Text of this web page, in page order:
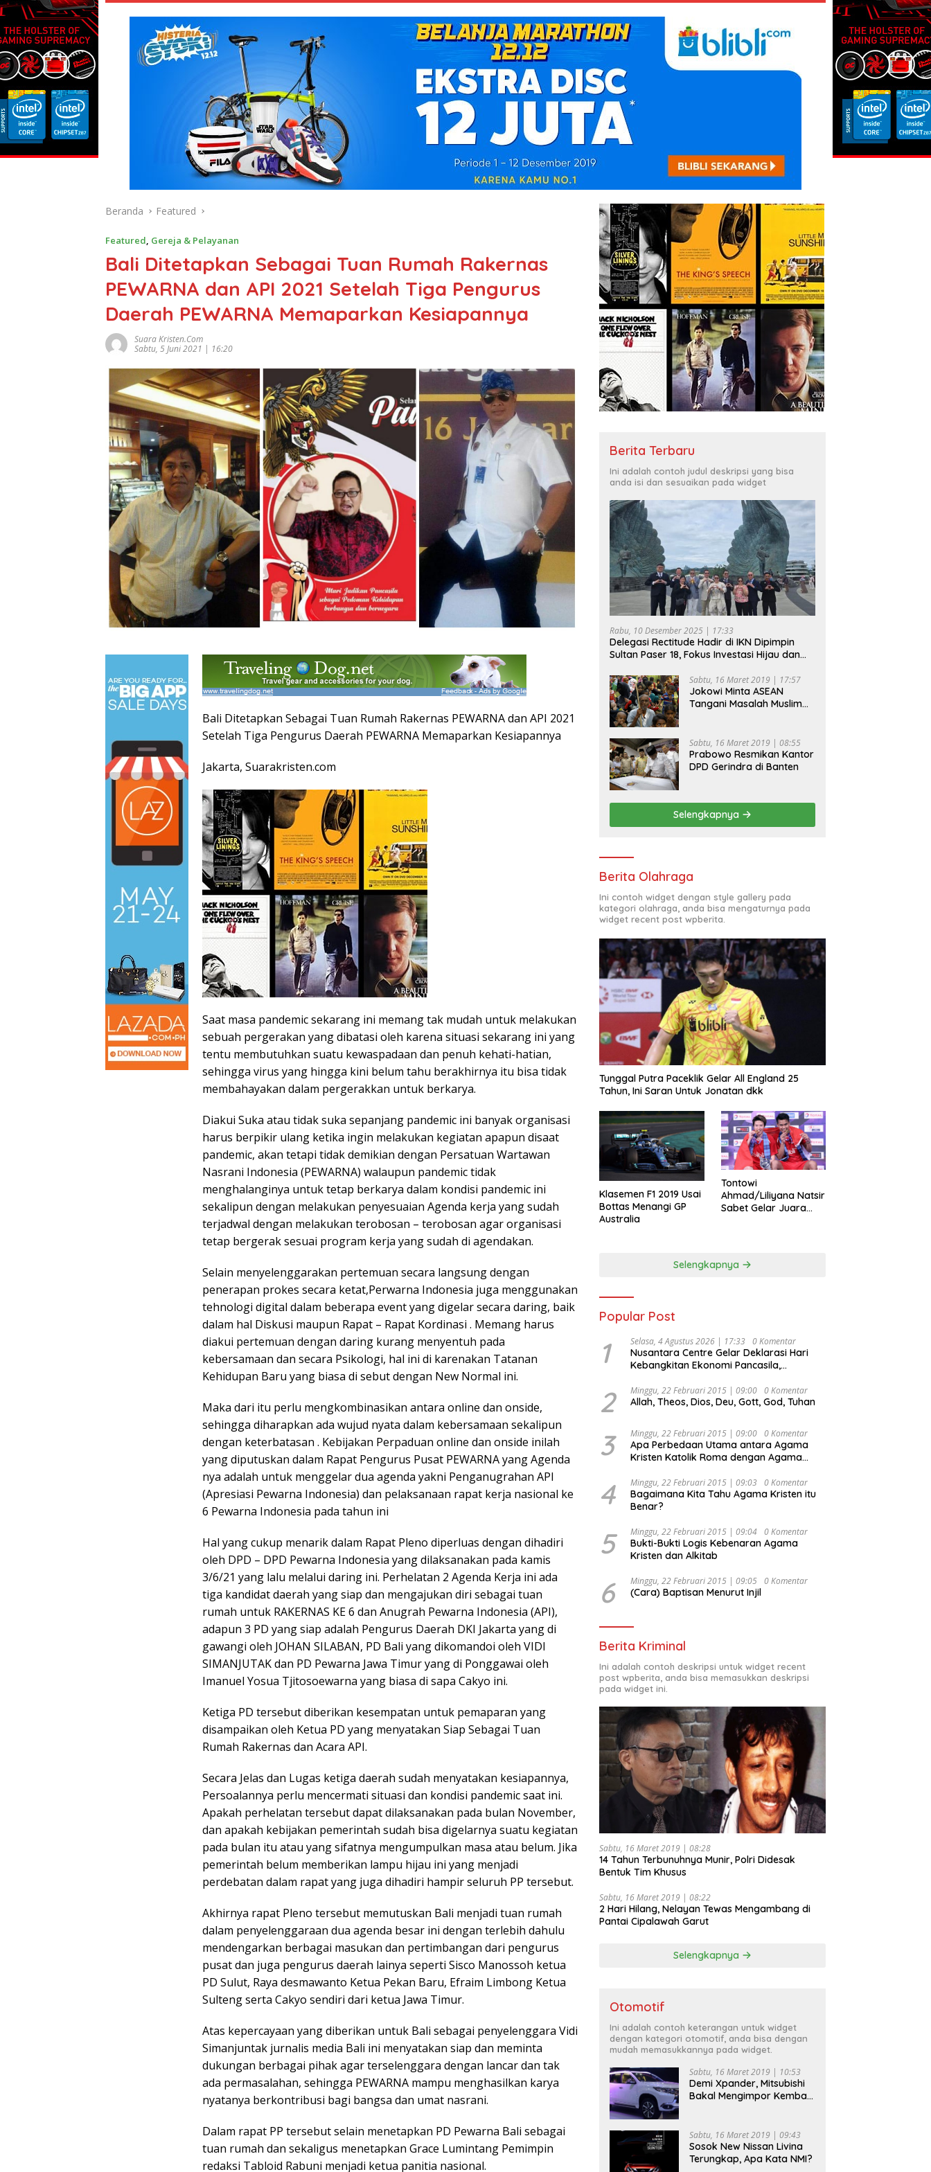
Beranda Featured
Featured, Gereja & Pelayanan
Bali Ditetapkan Sebagai Tuan Rumah Rakernas
PEWARNA dan API 2021 Setelah Tiga Pengurus
Daerah PEWARNA Memaparkan Kesiapannya
Suara Kristen.com
Sabtu, 5 Juni 2021 | 16:20
Bali Ditetapkan Sebagai Tuan Rumah Rakernas PEWARNA dan API 2021
Setelah Tiga Pengurus Daerah PEWARNA Memaparkan Kesiapannya
Jakarta, Suarakristen.com
Saat masa pandemic sekarang ini memang tak mudah untuk melakukan
sebuah pergerakan yang dibatasi oleh karena situasi sekarang ini yang
tentu membutuhkan suatu kewaspadaan dan penuh kehati-hatian,
sehingga virus yang hingga kini belum tahu berakhirnya itu bisa tidak
membahayakan dalam pergerakkan untuk berkarya.
Diakui Suka atau tidak suka sepanjang pandemic ini banyak organisasi
harus berpikir ulang ketika ingin melakukan kegiatan apapun disaat
pandemic, akan tetapi tidak demikian dengan Persatuan Wartawan
Nasrani Indonesia (PEWARNA) walaupun pandemic tidak
menghalanginya untuk tetap berkarya dalam kondisi pandemic ini
sekalipun dengan melakukan penyesuaian Agenda kerja yang sudah
terjadwal dengan melakukan terobosan – terobosan agar organisasi
tetap bergerak sesuai program kerja yang sudah di agendakan.
Selain menyelenggarakan pertemuan secara langsung dengan
penerapan prokes secara ketat,Perwarna Indonesia juga menggunakan
tehnologi digital dalam beberapa event yang digelar secara daring, baik
dalam hal Diskusi maupun Rapat – Rapat Kordinasi . Memang harus
diakui pertemuan dengan daring kurang menyentuh pada
kebersamaan dan secara Psikologi, hal ini di karenakan Tatanan
Kehidupan Baru yang biasa di sebut dengan New Normal ini.
Maka dari itu perlu mengkombinasikan antara online dan onside,
sehingga diharapkan ada wujud nyata dalam kebersamaan sekalipun
dengan keterbatasan . Kebijakan Perpaduan online dan onside inilah
yang diputuskan dalam Rapat Pengurus Pusat PEWARNA yang Agenda
nya adalah untuk menggelar dua agenda yakni Penganugrahan API
(Apresiasi Pewarna Indonesia) dan pelaksanaan rapat kerja nasional ke
6 Pewarna Indonesia pada tahun ini
Hal yang cukup menarik dalam Rapat Pleno diperluas dengan dihadiri
oleh DPD – DPD Pewarna Indonesia yang dilaksanakan pada kamis
3/6/21 yang lalu melalui daring ini. Perhelatan 2 Agenda Kerja ini ada
tiga kandidat daerah yang siap dan mengajukan diri sebagai tuan
rumah untuk RAKERNAS KE 6 dan Anugrah Pewarna Indonesia (API),
adapun 3 PD yang siap adalah Pengurus Daerah DKI Jakarta yang di
gawangi oleh JOHAN SILABAN, PD Bali yang dikomandoi oleh VIDI
SIMANJUTAK dan PD Pewarna Jawa Timur yang di Ponggawai oleh
Imanuel Yosua Tjitosoewarna yang biasa di sapa Cakyo ini.
Ketiga PD tersebut diberikan kesempatan untuk pemaparan yang
disampaikan oleh Ketua PD yang menyatakan Siap Sebagai Tuan
Rumah Rakernas dan Acara API.
Secara Jelas dan Lugas ketiga daerah sudah menyatakan kesiapannya,
Persoalannya perlu mencermati situasi dan kondisi pandemic saat ini.
Apakah perhelatan tersebut dapat dilaksanakan pada bulan November,
dan apakah kebijakan pemerintah sudah bisa digelarnya suatu kegiatan
pada bulan itu atau yang sifatnya mengumpulkan masa atau belum. Jika
pemerintah belum memberikan lampu hijau ini yang menjadi
perdebatan dalam rapat yang juga dihadiri hampir seluruh PP tersebut.
Akhirnya rapat Pleno tersebut memutuskan Bali menjadi tuan rumah
dalam penyelenggaraan dua agenda besar ini dengan terlebih dahulu
mendengarkan berbagai masukan dan pertimbangan dari pengurus
pusat dan juga pengurus daerah lainya seperti Sisco Manossoh ketua
PD Sulut, Raya desmawanto Ketua Pekan Baru, Efraim Limbong Ketua
Sulteng serta Cakyo sendiri dari ketua Jawa Timur.
Atas kepercayaan yang diberikan untuk Bali sebagai penyelenggara Vidi
Simanjuntak jurnalis media Bali ini menyatakan siap dan meminta
dukungan berbagai pihak agar terselenggara dengan lancar dan tak
ada permasalahan, sehingga PEWARNA mampu menghasilkan karya
nyatanya berkontribusi bagi bangsa dan umat nasrani.
Dalam rapat PP tersebut selain menetapkan PD Pewarna Bali sebagai
tuan rumah dan sekaligus menetapkan Grace Lumintang Pemimpin
redaksi Tabloid Rabuni menjadi ketua panitia nasional.
Berita Terbaru
Ini adalah contoh judul deskripsi yang bisa
anda isi dan sesuaikan pada widget
Rabu, 10 Desember 2025 | 17:33
Delegasi Rectitude Hadir di IKN Dipimpin
Sultan Paser 18, Fokus Investasi Hijau dan
Sabtu, 16 Maret 2019 | 17:57
Jokowi Minta ASEAN
Tangani Masalah Muslim
Sabtu, 16 Maret 2019 | 08:55
Prabowo Resmikan Kantor
DPD Gerindra di Banten
Selengkapnya
Berita Olahraga
Ini contoh widget dengan style gallery pada
kategori olahraga, anda bisa mengaturnya pada
widget recent post wpberita.
Tunggal Putra Paceklik Gelar All England 25
Tahun, Ini Saran Untuk Jonatan dkk
Klasemen F1 2019 Usai
Bottas Menangi GP
Australia
Tontowi
Ahmad/Liliyana Natsir
Sabet Gelar Juara
Selengkapnya
Popular Post
1 Selasa, 4 Agustus 2026 | 17:33 0 Komentar
Nusantara Centre Gelar Deklarasi Hari
Kebangkitan Ekonomi Pancasila,
Djojohadikusumo Anti Penjajahan
(Pergolakan Ekonomi Politik Indonesia) &
Undang Perekonomian Nasional dan
Kesejahteraan Sosial dalam Menata
Bangsa Menuju Indonesia Emas 2045”,
2 Minggu, 22 Februari 2015 | 09:00 0 Komentar
Allah, Theos, Dios, Deu, Gott, God, Tuhan
3 Minggu, 22 Februari 2015 | 09:00 0 Komentar
Apa Perbedaan Utama antara Agama
Kristen Katolik Roma dengan Agama
4 Minggu, 22 Februari 2015 | 09:03 0 Komentar
Bagaimana Kita Tahu Agama Kristen itu
Benar?
5 Minggu, 22 Februari 2015 | 09:04 0 Komentar
Bukti-Bukti Logis Kebenaran Agama
Kristen dan Alkitab
6 Minggu, 22 Februari 2015 | 09:05 0 Komentar
(Cara) Baptisan Menurut Injil
Berita Kriminal
Ini adalah contoh deskripsi untuk widget recent
post wpberita, anda bisa memasukkan deskripsi
pada widget ini.
Sabtu, 16 Maret 2019 | 08:28
14 Tahun Terbunuhnya Munir, Polri Didesak
Bentuk Tim Khusus
Sabtu, 16 Maret 2019 | 08:22
2 Hari Hilang, Nelayan Tewas Mengambang di
Pantai Cipalawah Garut
Selengkapnya
Otomotif
Ini adalah contoh keterangan untuk widget
dengan kategori otomotif, anda bisa dengan
mudah memasukkannya pada widget.
Sabtu, 16 Maret 2019 | 10:53
Demi Xpander, Mitsubishi
Bakal Mengimpor Kembali
Sabtu, 16 Maret 2019 | 09:43
Sosok New Nissan Livina
Terungkap, Apa Kata NMI?